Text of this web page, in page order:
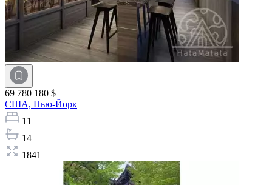
69 780 180 $
США, Нью-Йорк
11
14
1841